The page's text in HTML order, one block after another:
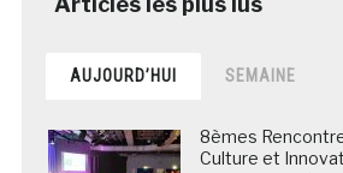
AUJOURD’HUI SEMAINE
8èmes
Culture et